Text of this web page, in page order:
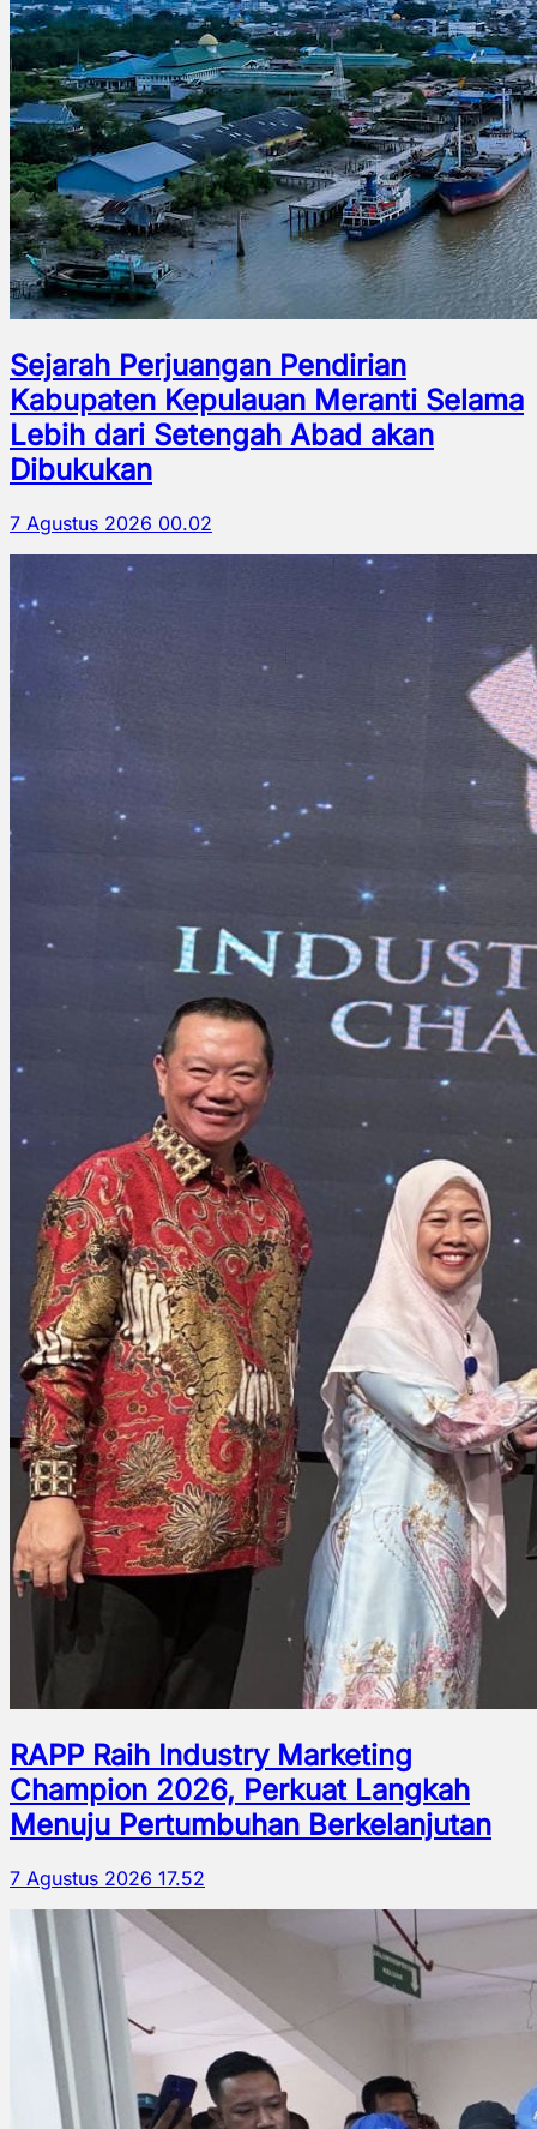
Sejarah Perjuangan Pendirian
Kabupaten Kepulauan Meranti Selama
Lebih dari Setengah Abad akan
Dibukukan
7 Agustus 2026 00.02
RAPP Raih Industry Marketing
Champion 2026, Perkuat Langkah
Menuju Pertumbuhan Berkelanjutan
7 Agustus 2026 17.52